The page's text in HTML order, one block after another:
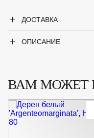
СортДОСТАВКА
ОПИСАНИЕ
ВАМ МОЖЕТ